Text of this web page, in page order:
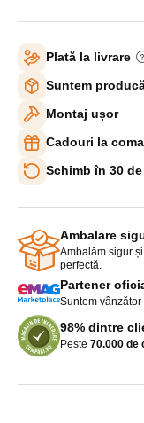
Plată la livrare
Suntem
Montaj ușor
Cadouri la
Schimb în 30
Ambalare
Ambalăm sigur
perfectă.
Partener
Suntem
98% dintre
Peste 70.000 de